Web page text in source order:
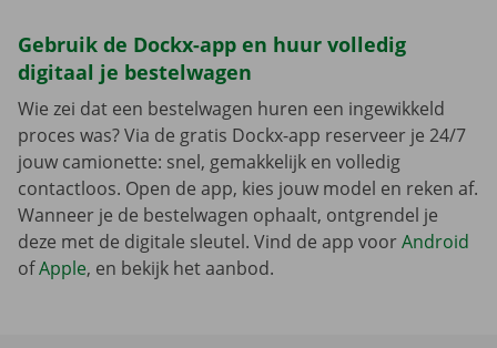
Gebruik de Dockx-app en huur volledig
digitaal je bestelwagen
Wie zei dat een bestelwagen huren een ingewikkeld
proces was? Via de gratis Dockx-app reserveer je 24/7
jouw camionette: snel, gemakkelijk en volledig
contactloos. Open de app, kies jouw model en reken af.
Wanneer je de bestelwagen ophaalt, ontgrendel je
deze met de digitale sleutel. Vind de app voorAndroid
ofApple, en bekijk het aanbod.